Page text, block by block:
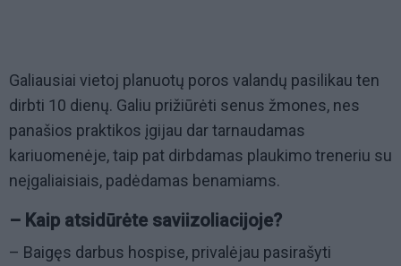
Galiausiai vietoj planuotų poros valandų pasilikau ten
dirbti 10 dienų. Galiu prižiūrėti senus žmones, nes
panašios praktikos įgijau dar tarnaudamas
kariuomenėje, taip pat dirbdamas plaukimo treneriu su
neįgaliaisiais, padėdamas benamiams.
– Kaip atsidūrėte saviizoliacijoje?
– Baigęs darbus hospise, privalėjau pasirašyti